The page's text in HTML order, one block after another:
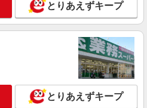
とりあえずキープ
とりあえずキープ